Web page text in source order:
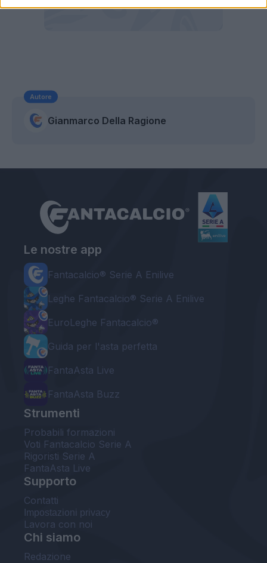
Autore
Gianmarco Della Ragione
Le nostre app
Fantacalcio® Serie A Enilive
Leghe Fantacalcio® Serie A Enilive
EuroLeghe Fantacalcio®
Guida per l'asta perfetta
FantaAsta Live
FantaAsta Buzz
Strumenti
Probabili formazioni
Voti Fantacalcio Serie A
Rigoristi Serie A
FantaAsta Live
Supporto
Contatti
Impostazioni privacy
Lavora con noi
Chi siamo
Redazione